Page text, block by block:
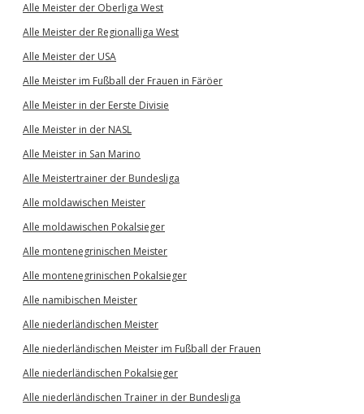
Alle Meister der Oberliga West
Alle Meister der Regionalliga West
Alle Meister der USA
Alle Meister im Fußball der Frauen in Färöer
Alle Meister in der Eerste Divisie
Alle Meister in der NASL
Alle Meister in San Marino
Alle Meistertrainer der Bundesliga
Alle moldawischen Meister
Alle moldawischen Pokalsieger
Alle montenegrinischen Meister
Alle montenegrinischen Pokalsieger
Alle namibischen Meister
Alle niederländischen Meister
Alle niederländischen Meister im Fußball der Frauen
Alle niederländischen Pokalsieger
Alle niederländischen Trainer in der Bundesliga